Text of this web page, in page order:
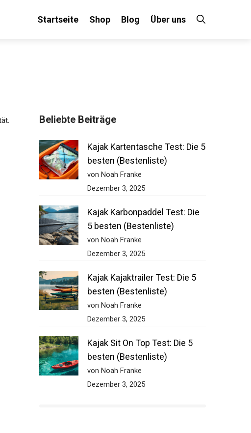
Startseite Shop Blog Über uns
Beliebte Beiträge
Kajak Kartentasche Test: Die
5 besten (Bestenliste)
von Noah Franke
Dezember 3, 2025
Kajak Karbonpaddel Test: Die
5 besten (Bestenliste)
von Noah Franke
Dezember 3, 2025
Kajak Kajaktrailer Test: Die 5
besten (Bestenliste)
von Noah Franke
Dezember 3, 2025
Kajak Sit On Top Test: Die 5
besten (Bestenliste)
von Noah Franke
Dezember 3, 2025
an!